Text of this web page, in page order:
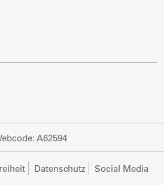
A62594
Datenschutz Social Media